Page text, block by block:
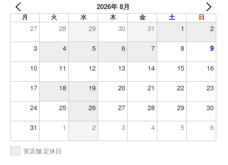
2026年 8月
月 火 水 木 金 土 日
27 28 29 30 31 1 2
3 4 5 6 7 8 9
10 11 12 13 14 15 16
17 18 19 20 21 22 23
24 25 26 27 28 29 30
31 1 2 3 4 5 6
実店舗 定休日